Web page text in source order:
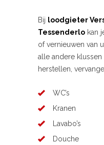
Bij loodgieter
Tessenderlo kan
of vernieuwen van
alle andere klussen
herstellen,
WC’s
Kranen
Lavabo’s
Douche